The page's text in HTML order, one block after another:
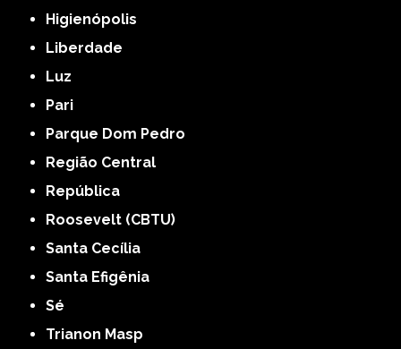
Higienópolis
Liberdade
Luz
Pari
Parque Dom Pedro
Região Central
República
Roosevelt (CBTU)
Santa Cecília
Santa Efigênia
Sé
Trianon Masp